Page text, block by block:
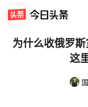
为什么收俄罗斯
这